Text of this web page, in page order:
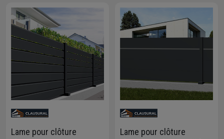
Lame pour clôture
Lame pour clôture